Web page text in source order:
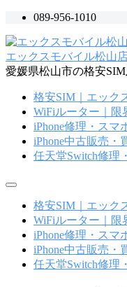
テ
ン
ツ
089-956-1010
エックスモバイル松山
愛媛県松山市の格安
格安SIM｜エック
WiFiルーター｜限
iPhone修理・スマ
iPhone中古販売・
任天堂Switch修理
メ
格安SIM｜エック
WiFiルーター｜限
iPhone修理・スマ
iPhone中古販売・
任天堂Switch修理